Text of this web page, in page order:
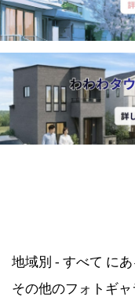
地域別 - すべて にあ
その他のフォトギャ